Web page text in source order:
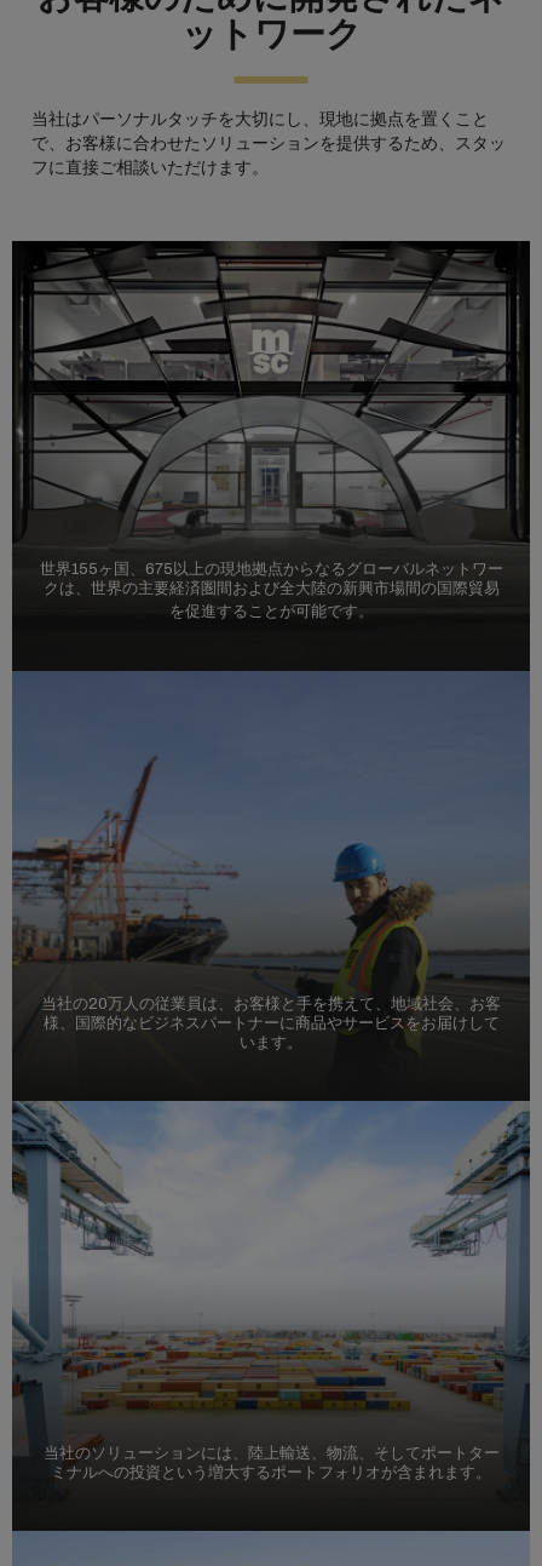
ットワーク
当社はパーソナルタッチを大切にし、現地に拠点を置くこと
で、お客様に合わせたソリューションを提供するため、スタッ
フに直接ご相談いただけます。
世界155ヶ国、675以上の現地拠点からなるグローバルネットワー
クは、世界の主要経済圏間および全大陸の新興市場間の国際貿易
を促進することが可能です。
当社の20万人の従業員は、お客様と手を携えて、地域社会、お客
様、国際的なビジネスパートナーに商品やサービスをお届けして
います。
当社のソリューションには、陸上輸送、物流、そしてポートター
ミナルへの投資という増大するポートフォリオが含まれます。